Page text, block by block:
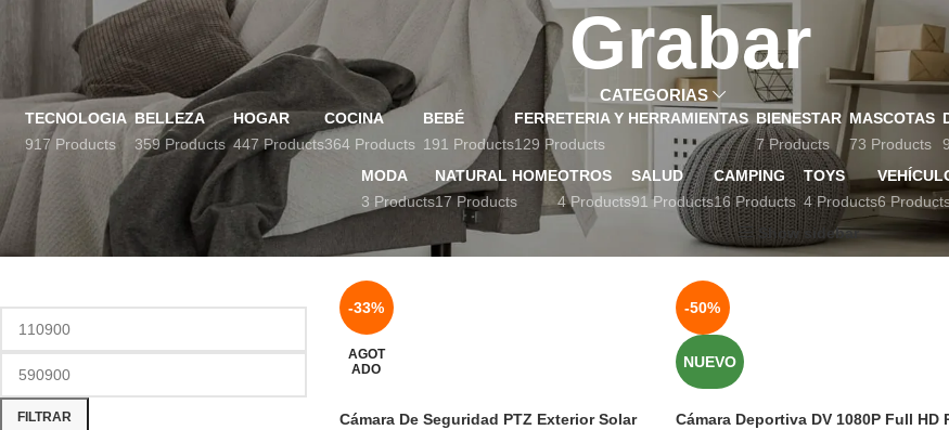
Grabar
CATEGORIAS
TECNOLOGIA
917 Products
BELLEZA
359 Products
HOGAR
447 Products
COCINA
364 Products
BEBÉ
191 Products
FERRETERIA Y HERRAMIENTAS
129 Products
BIENESTAR
7 Products
MASCOTAS
73 Products
MODA
3 Products
NATURAL HOME
17 Products
OTROS
4 Products
SALUD
91 Products
CAMPING
16 Products
TOYS
4 Products6
FILTRAR POR PRECIO
FILTRAR
Productos etiquetados “Grabar” Show sidebarShow
-33%
AGOT
ADO
Cámara De Seguridad PTZ Exterior Solar
-50%
NUEVO
Cámara Deportiva DV 1080P Full HD